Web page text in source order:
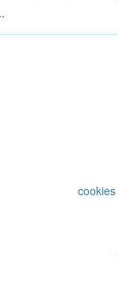
cookies